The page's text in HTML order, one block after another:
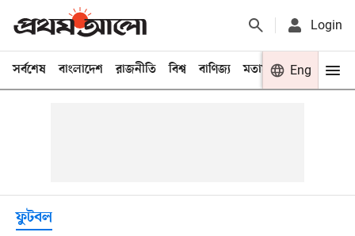
Login
সর্বশেষ বাংলাদেশ রাজনীতি বিশ্ব বাণিজ্য মতামত খেলা
Eng
ফুটবল